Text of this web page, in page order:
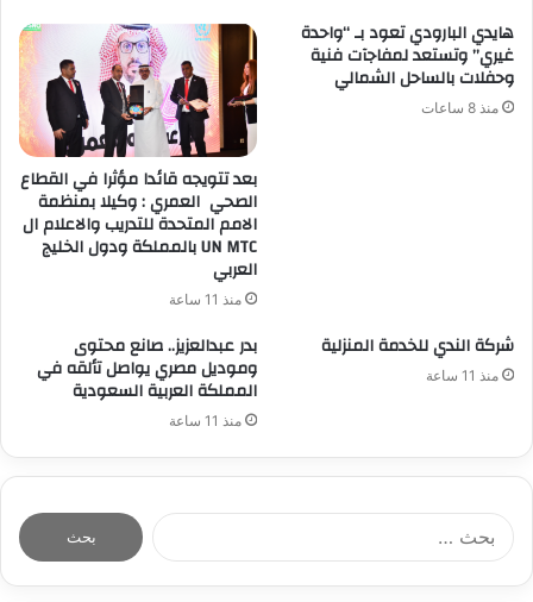
هايدي البارودي تعود بـ “واحدة
غيري” وتستعد لمفاجآت فنية
وحفلات بالساحل الشمالي
منذ 8 ساعات
بعد تتويجه قائدا مؤثرا في القطاع
الصحي العمري : وكيلا بمنظمة
الامم المتحدة للتدريب والاعلام ال
UN MTC بالمملكة ودول الخليج
العربي
منذ 11 ساعة
شركة الندي للخدمة المنزلية
منذ 11 ساعة
بدر عبدالعزيز.. صانع محتوى
وموديل مصري يواصل تألقه في
المملكة العربية السعودية
منذ 11 ساعة